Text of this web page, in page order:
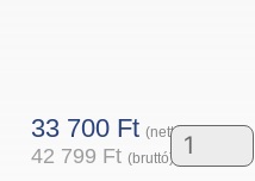
33 700 Ft (nettó)
42 799 Ft (bruttó)Tolóajtós